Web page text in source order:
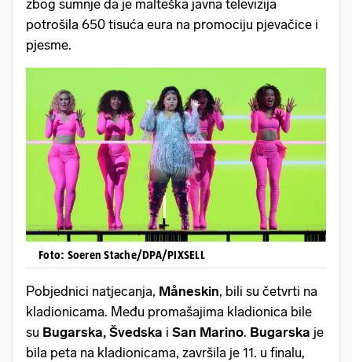
zbog sumnje da je malteška javna televizija
potrošila 650 tisuća eura na promociju pjevačice i
pjesme.
Foto: Soeren Stache/DPA/PIXSELL
Pobjednici natjecanja, Måneskin, bili su četvrti na
kladionicama. Među promašajima kladionica bile
su Bugarska, Švedska i San Marino. Bugarska je
bila peta na kladionicama, završila je 11. u finalu,